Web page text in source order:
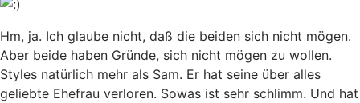
Hm, ja. Ich glaube nicht, daß die beiden sich nicht mögen.
Aber beide haben Gründe, sich nicht mögen zu wollen.
Styles natürlich mehr als Sam. Er hat seine über alles
geliebte Ehefrau verloren. Sowas ist sehr schlimm. Und hat